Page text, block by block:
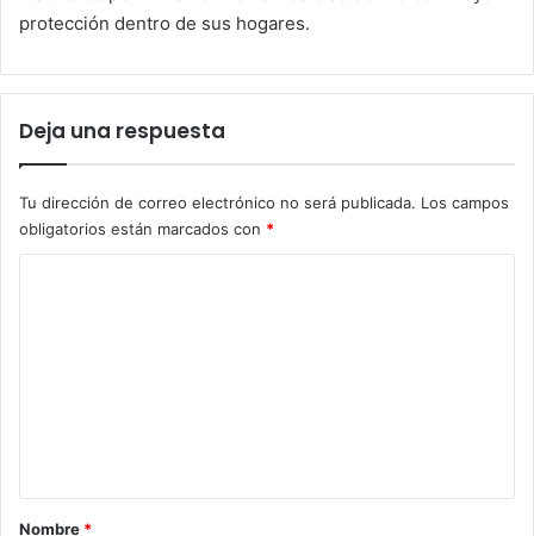
protección dentro de sus hogares.
Deja una respuesta
Tu dirección de correo electrónico no será publicada. Los campos
obligatorios están marcados con *
rNombre *